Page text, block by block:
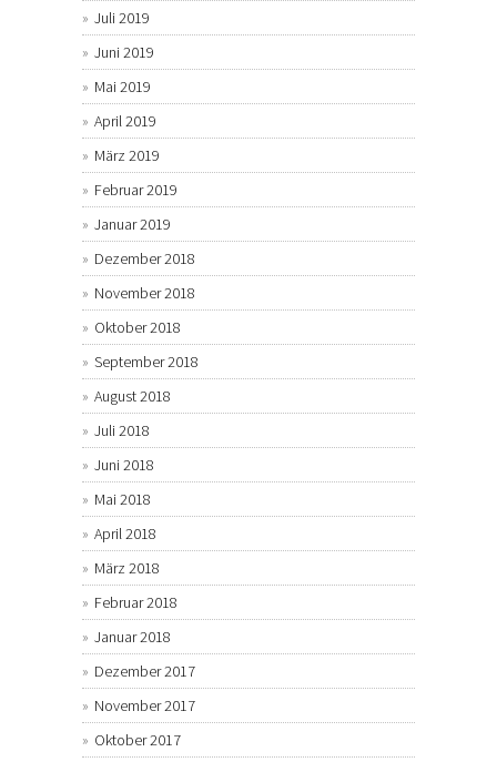
Juli 2019
Juni 2019
Mai 2019
April 2019
März 2019
Februar 2019
Januar 2019
Dezember 2018
November 2018
Oktober 2018
September 2018
August 2018
Juli 2018
Juni 2018
Mai 2018
April 2018
März 2018
Februar 2018
Januar 2018
Dezember 2017
November 2017
Oktober 2017